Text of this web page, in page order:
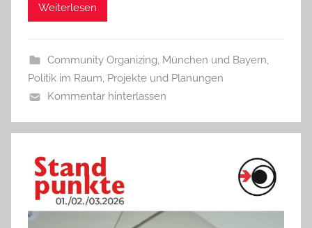
Weiterlesen
Community Organizing, München und Bayern,
Politik im Raum, Projekte und Planungen
Kommentar hinterlassen